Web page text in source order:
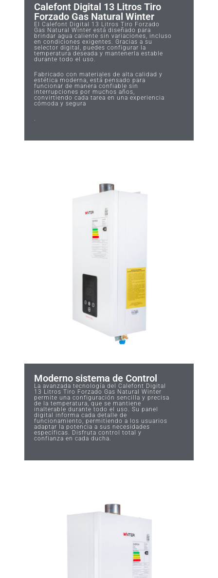
Calefont Digital 13 Litros Tiro
Forzado Gas Natural Winter
El Calefont Digital 13 Litros Tiro Forzado
Gas Natural Winter está diseñado para
brindar agua caliente sin variaciones, incluso
en condiciones exigentes. Gracias a su
selector digital, puedes configurar la
temperatura deseada y mantenerla estable
durante todo el uso.
Fabricado con materiales de alta calidad y
estética moderna, está pensado para
funcionar de manera confiable sin
interrupciones por muchos años,
convirtiendo cada tarea en una experiencia
cómoda y segura
.
Moderno sistema de Control
La avanzada tecnología del Calefont Digital
13 Litros Tiro Forzado Gas Natural Winter
permite una configuración sencilla y precisa
de la temperatura, que se mantiene
inalterable durante todo el uso. Su panel
digital informa cada detalle de
funcionamiento, permitiendo a los usuarios
adaptar la potencia a sus necesidades
específicas. Disfruta control total y
confianza en cada ducha.